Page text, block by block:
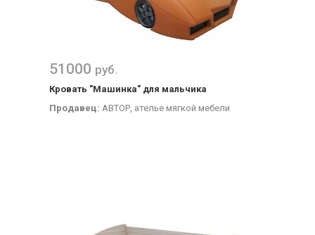
51000 руб.
Кровать "Машинка" для мальчика
Продавец: АВТОР, ателье мягкой мебели